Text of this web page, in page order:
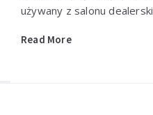
używany z salonu
Read More